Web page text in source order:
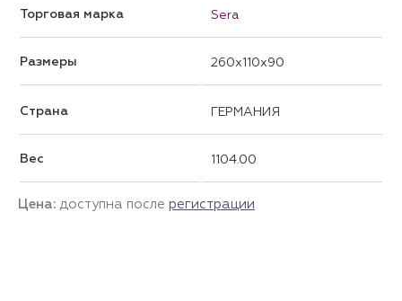
Торговая марка Sera
Размеры 260x110x90
Страна ГЕРМАНИЯ
Вес 1104.00
Цена: доступна после регистрации